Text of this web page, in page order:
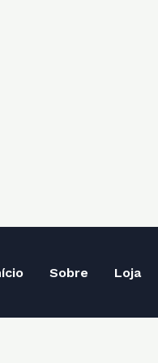
Sobre Loja